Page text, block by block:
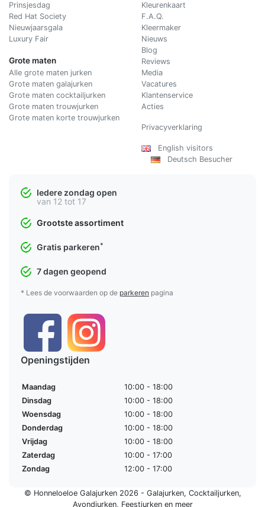
Prinsjesdag
Red Hat Society
Nieuwjaarsgala
Luxury Fair
Grote maten
Alle grote maten jurken
Grote maten galajurken
Grote maten cocktailjurken
Grote maten trouwjurken
Grote maten korte trouwjurken
Kleurenkaart
F.A.Q.
Kleermaker
Nieuws
Blog
Reviews
Media
Vacatures
Klantenservice
Acties
Privacyverklaring
English visitors
Deutsch Besucher
Iedere zondag open
van 12 tot 17
Grootste assortiment
Gratis parkeren*
7 dagen geopend
* Lees de voorwaarden op de parkeren pagina
Openingstijden
Maandag
10:00 - 18:00
Dinsdag
10:00 - 18:00
Woensdag
10:00 - 18:00
Donderdag
10:00 - 18:00
Vrijdag
10:00 - 18:00
Zaterdag
10:00 - 17:00
Zondag
12:00 - 17:00
© Honneloeloe Galajurken 2026 - Galajurken, Cocktailjurken,
Avondjurken, Feestjurkenen meer